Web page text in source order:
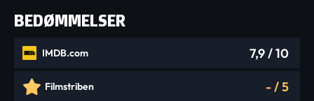
BEDØMMELSER
IMDB.com 7,9/ 10
Filmstriben -/5